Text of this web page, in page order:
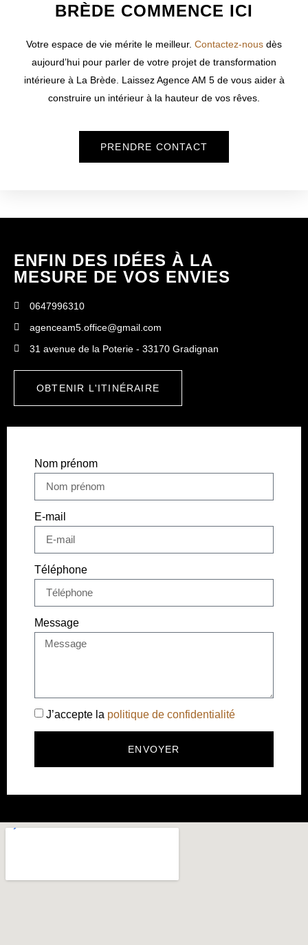
BRÈDE COMMENCE ICI
Votre espace de vie mérite le meilleur. Contactez-nous dès
aujourd’hui pour parler de votre projet de transformation
intérieure à La Brède. Laissez Agence AM 5 de vous aider à
construire un intérieur à la hauteur de vos rêves.
PRENDRE CONTACT
ENFIN DES IDÉES À LA
MESURE DE VOS ENVIES
0647996310
agenceam5.office@gmail.com
31 avenue de la Poterie - 33170 Gradignan
OBTENIR L'ITINÉRAIRE
Nom prénom
E-mail
Téléphone
Message
J’accepte la politique de confidentialité
ENVOYER